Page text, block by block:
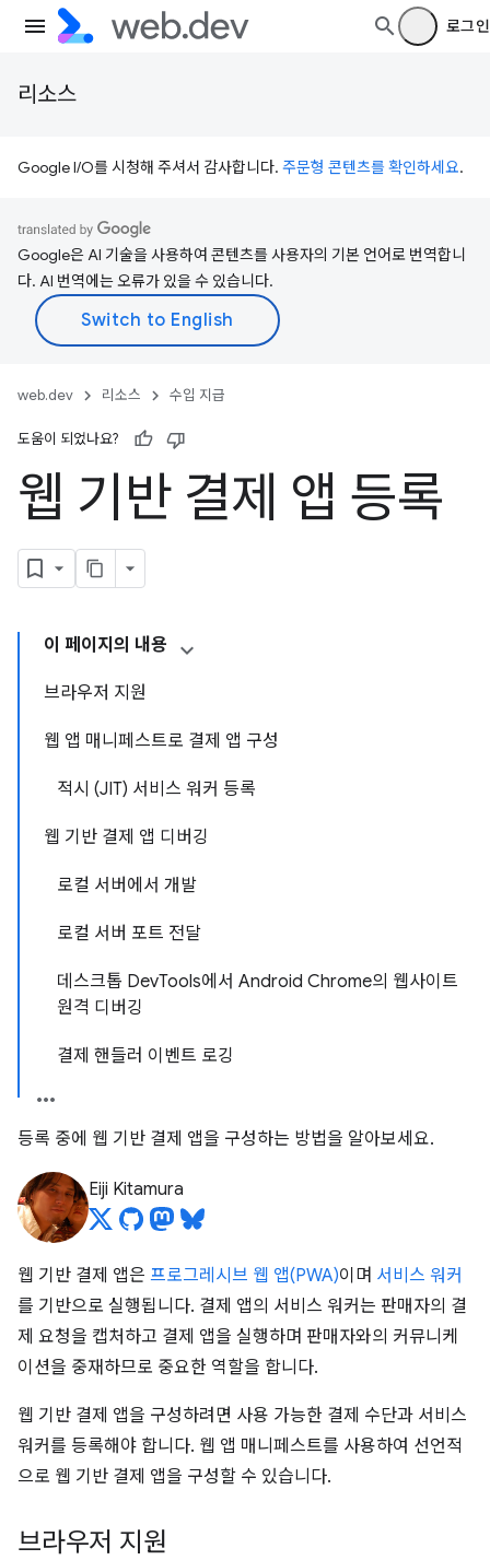
로그인
리소스
Google I/O를 시청해 주셔서 감사합니다. 주문형 콘텐츠를 확인하세요.
Google은 AI 기술을 사용하여 콘텐츠를 사용자의 기본 언어로 번역합니
다. AI 번역에는 오류가 있을 수 있습니다.
web.dev 리소스 수입 지급
도움이 되었나요?
웹 기반 결제 앱 등록
이 페이지의 내용
브라우저 지원
웹 앱 매니페스트로 결제 앱 구성
적시 (JIT) 서비스 워커 등록
웹 기반 결제 앱 디버깅
로컬 서버에서 개발
로컬 서버 포트 전달
데스크톱 DevTools에서 Android Chrome의 웹사이트
원격 디버깅
결제 핸들러 이벤트 로깅
등록 중에 웹 기반 결제 앱을 구성하는 방법을 알아보세요.
Eiji Kitamura
웹 기반 결제 앱은 프로그레시브 웹 앱(PWA)이며 서비스 워커
를 기반으로 실행됩니다. 결제 앱의 서비스 워커는 판매자의 결
제 요청을 캡처하고 결제 앱을 실행하며 판매자와의 커뮤니케
이션을 중재하므로 중요한 역할을 합니다.
웹 기반 결제 앱을 구성하려면 사용 가능한 결제 수단과 서비스
워커를 등록해야 합니다. 웹 앱 매니페스트를 사용하여 선언적
으로 웹 기반 결제 앱을 구성할 수 있습니다.
브라우저 지원